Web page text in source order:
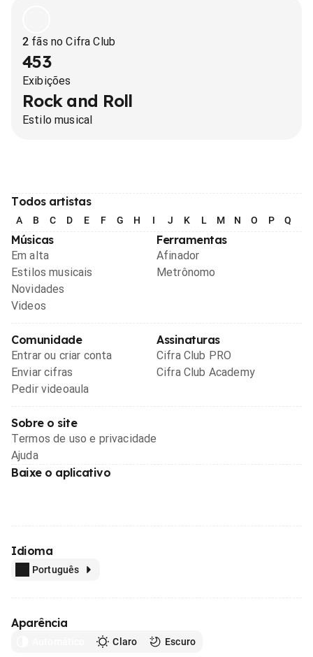
2 fãs no Cifra Club
453
Exibições
Rock and Roll
Estilo musical
Todos artistas
A B C D E F G H I J K L M N O P Q
Músicas
Em alta
Estilos musicais
Novidades
Videos
Ferramentas
Afinador
Metrônomo
Comunidade
Entrar ou criar conta
Enviar cifras
Pedir videoaula
Assinaturas
Cifra Club PRO
Cifra Club Academy
Sobre o site
Termos de uso e privacidade
Ajuda
Baixe o aplicativo
Idioma
Português
Aparência
Claro Escuro